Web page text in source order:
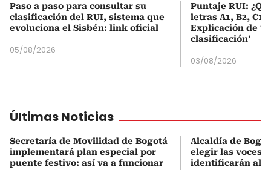
Paso a paso para consultar su
clasificación del RUI, sistema que
evoluciona el Sisbén: link oficial
05/08/2026
Puntaje RUI:
letras A1, B2, C1
Explicación de
clasificación’
03/08/2026
Últimas Noticias
Secretaría de Movilidad de Bogotá
implementará plan especial por
puente festivo: así va a funcionar
Alcaldía de
elegir las voces
identificarán al